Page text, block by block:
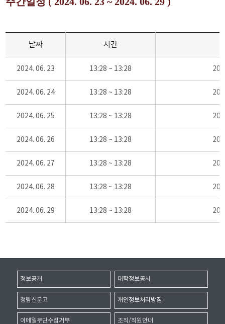
날짜 시간
2024. 06. 23 13:28 ~ 13:28
2024. 06. 24 13:28 ~ 13:28
2024. 06. 25 13:28 ~ 13:28
2024. 06. 26 13:28 ~ 13:28
2024. 06. 27 13:28 ~ 13:28
2024. 06. 28 13:28 ~ 13:28
2024. 06. 29 13:28 ~ 13:28
정보공개 대학정보공시
청렴신문고 개인정보처리방침
이메일무단수집거부 조직/직원안내